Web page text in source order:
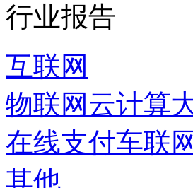
行业报告
互联网
物联网 云计算
在线支付车联网
其他